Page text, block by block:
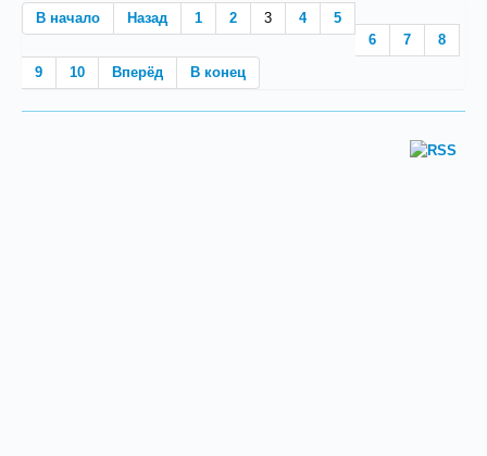
В начало Назад 1 2 3 4
5
6
7
8
9
10 Вперёд В конец